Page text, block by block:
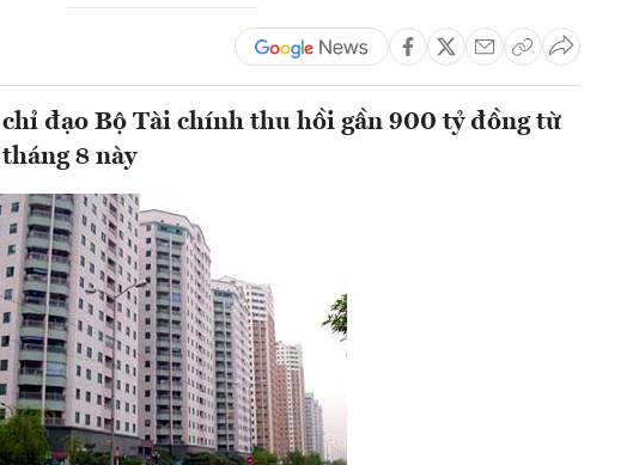
đạo Bộ Tài chính thu hồi gần 900 tỷ đồng từ
8 này